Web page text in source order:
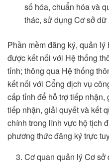
số hóa, chuẩn hóa và
thác, sử dụng Cơ sở
Phần mềm đăng ký, quản
được kết nối với Hệ thống
tỉnh; thông qua Hệ thống
kết nối với Cổng dịch vụ
cấp tỉnh để hỗ trợ tiếp
tiếp nhận, giải quyết và kết
chính trong lĩnh vực hộ tịch
phương thức đăng ký trực
Cơ quan quản lý Cơ